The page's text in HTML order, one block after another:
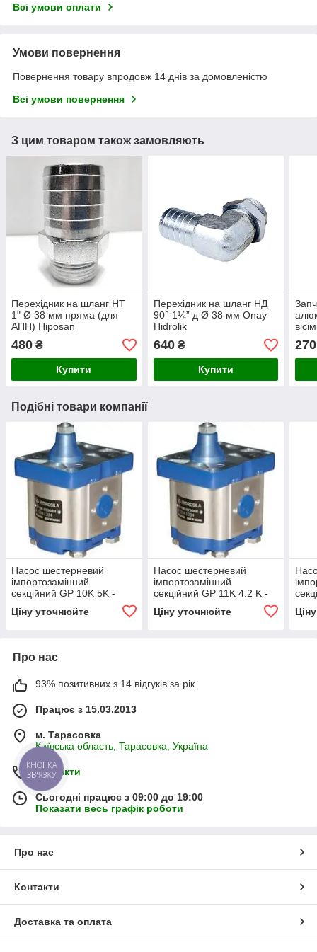
Всі умови оплати
Умови повернення
Повернення товару впродовж 14 днів за домовленістю
Всі умови повернення
З цим товаром також замовляють
Перехідник на шланг НТ
1" Ø 38 мм пряма (для
АПН) Hiposan
480 ₴
Купити
Перехідник на шланг НД
90° 1¼” д Ø 38 мм Onay
Hidrolik
640₴
Купити
270
Подібні товари компанії
Насос шестерневий
імпортозамінний
секційний GP 10K 5K -
Ціну уточнюйте
Насос шестерневий
імпортозамінний
секційний GP 11K 4.2 K -
Ціну уточнюйте
Про нас
93% позитивних з 14 відгуків за рік
Працює з 15.03.2013
м. Тарасовка
Київська область, Тарасовка, Україна
Контакти
Сьогодні працює з 09:00 до 19:00
Показати весь графік роботи
Про нас
Контакти
Доставка та оплата
КНОПКА
ЗВ'ЯЗКУ